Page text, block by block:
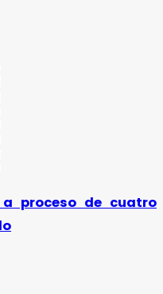
a proceso de cuatro